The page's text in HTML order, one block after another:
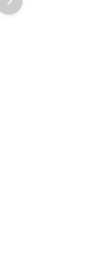
ャー
表示
【無料】
る